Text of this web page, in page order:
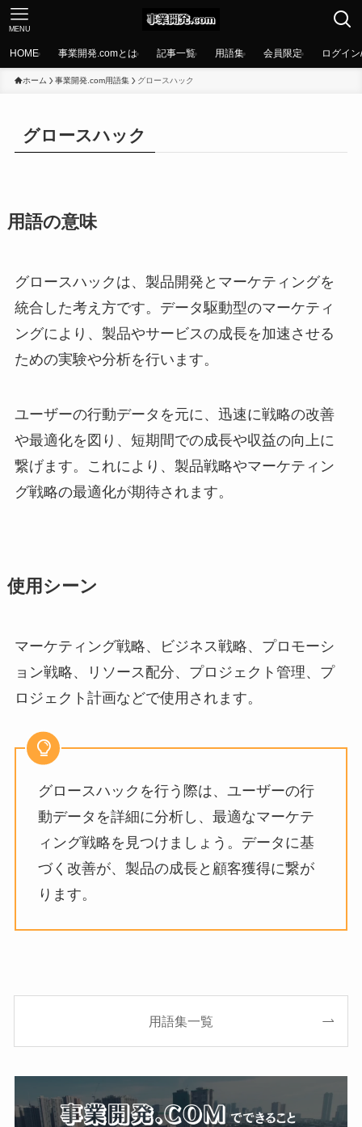
MENU
HOME 事業開発.comとは 記事一覧 用語集 会員限定 ログイ
ホーム 事業開発.com用語集 グロースハック
グロースハック
用語の意味
グロースハックは、製品開発とマーケティングを
統合した考え方です。データ駆動型のマーケティ
ングにより、製品やサービスの成長を加速させる
ための実験や分析を行います。
ユーザーの行動データを元に、迅速に戦略の改善
や最適化を図り、短期間での成長や収益の向上に
繋げます。これにより、製品戦略やマーケティン
グ戦略の最適化が期待されます。
使用シーン
マーケティング戦略、ビジネス戦略、プロモーシ
ョン戦略、リソース配分、プロジェクト管理、プ
ロジェクト計画などで使用されます。
グロースハックを行う際は、ユーザーの行
動データを詳細に分析し、最適なマーケテ
ィング戦略を見つけましょう。データに基
づく改善が、製品の成長と顧客獲得に繋が
ります。
用語集一覧